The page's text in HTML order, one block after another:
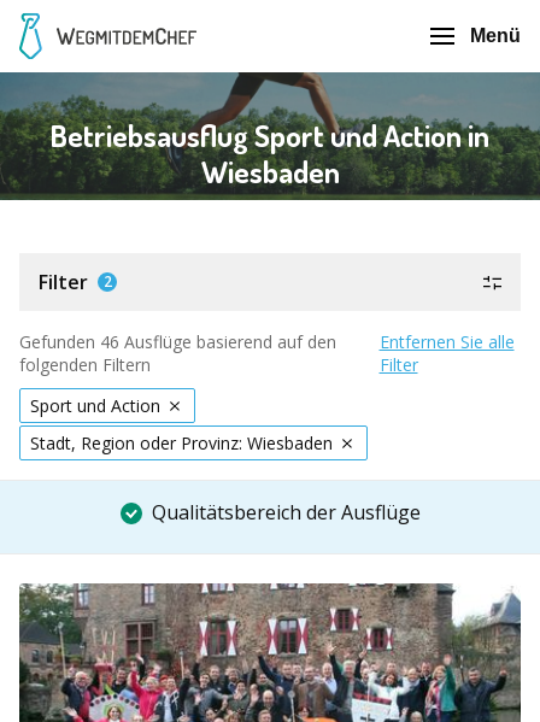
Menü
Betriebsausflug Sport und Action in
Wiesbaden
Filter 2
Gefunden 46 Ausflüge basierend auf den
folgenden Filtern
Entfernen Sie alle
Filter
Sport und Action
Stadt, Region oder Provinz: Wiesbaden
Qualitätsbereich der Ausflüge